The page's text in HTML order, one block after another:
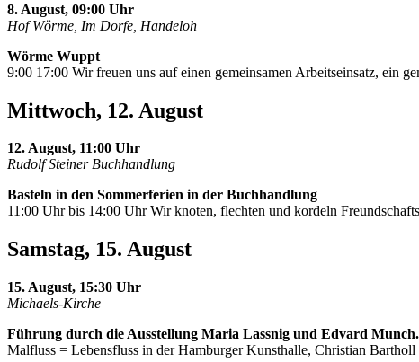
8. August, 09:00 Uhr
Hof Wörme, Im Dorfe, Handeloh
Wörme Wuppt
9:00 17:00 Wir freuen uns auf einen gemeinsamen Arbeitseinsatz, ein
Mittwoch, 12. August
12. August, 11:00 Uhr
Rudolf Steiner Buchhandlung
Basteln in den Sommerferien in der Buchhandlung
11:00 Uhr bis 14:00 Uhr Wir knoten, flechten und kordeln
Samstag, 15. August
15. August, 15:30 Uhr
Michaels-Kirche
Führung durch die Ausstellung Maria Lassnig und Edvard Munch.
Malfluss = Lebensfluss in der Hamburger Kunsthalle, Christian Bartholl